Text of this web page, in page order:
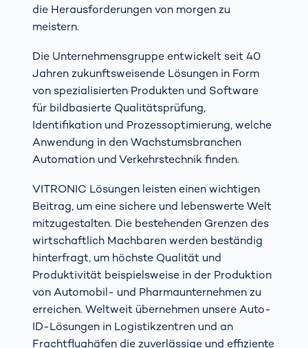
die Herausforderungen von morgen zu
meistern.
Die Unternehmensgruppe entwickelt seit 40
Jahren zukunftsweisende Lösungen in Form
von spezialisierten Produkten und Software
für bildbasierte Qualitätsprüfung,
Identifikation und Prozessoptimierung, welche
Anwendung in den Wachstumsbranchen
Automation und Verkehrstechnik finden.
VITRONIC Lösungen leisten einen wichtigen
Beitrag, um eine sichere und lebenswerte Welt
mitzugestalten. Die bestehenden Grenzen des
wirtschaftlich Machbaren werden beständig
hinterfragt, um höchste Qualität und
Produktivität beispielsweise in der Produktion
von Automobil- und Pharmaunternehmen zu
erreichen. Weltweit übernehmen unsere Auto-
ID-Lösungen in Logistikzentren und an
Frachtflughäfen die zuverlässige und effiziente